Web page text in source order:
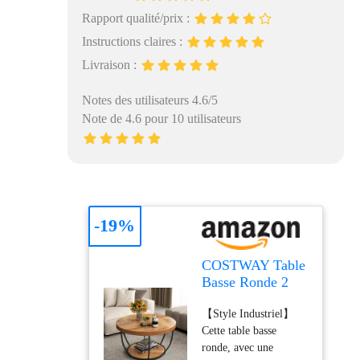
Rapport qualité/prix :
Instructions claires :
Livraison :
Notes des utilisateurs 4.6/5
Note de 4.6 pour 10 utilisateurs
COSTWAY Table
Basse Ronde 2
Basse Bois 80
cm, Cadre en
Métal, Design
【Style Industriel】
Cette table basse
ronde, avec une
-19%